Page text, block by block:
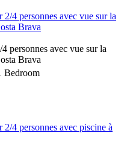
personnes avec vue sur la
Brava
Bedroom